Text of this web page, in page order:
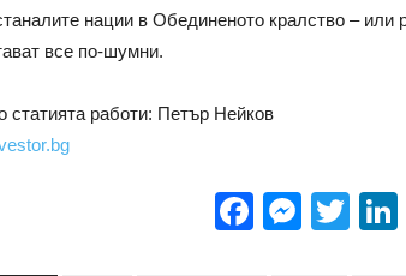
нации в Обединеното кралство – или
все по-шумни.
статията работи: Петър Нейков